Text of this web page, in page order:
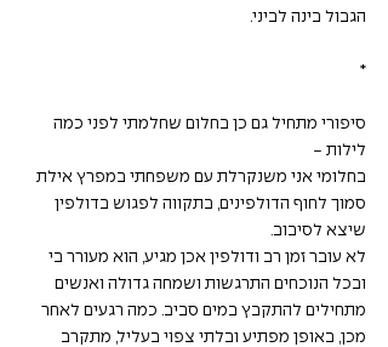
הגבול בינה לביני.
*
סיפורי מתחיל גם כן בחלום שחלמתי לפני כמה
לילות -
בחלומי אני משנקרלת עם משפחתי במפרץ אילת
סמוך לחוף הדולפינים, בתקווה לפגוש בדולפין
שיצא לסיבוב.
לא עובר זמן רב ודולפין אכן מגיע, הוא מעורר בי
ובכל הנוכחים התרגשות ושמחה גדולה ואנשים
מתחילים להתקבץ במים סביב. כמה רגעים לאחר
מכן, באופן מפתיע ובלתי צפוי בעליל, מתקרב